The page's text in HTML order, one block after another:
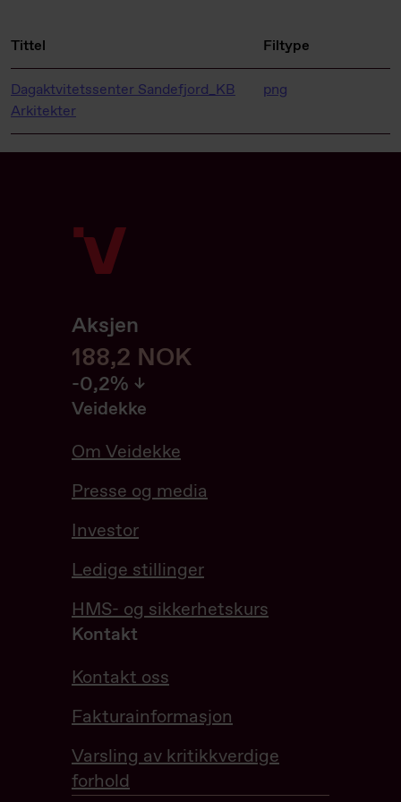
Tittel Filtype
Dagaktvitetssenter Sandefjord_KB
Arkitekter
png
Aksjen
188,2 NOK188,2
-0,2%
-0.21%
Veidekke
Om Veidekke
Presse og media
Investor
Ledige stillinger
HMS- og sikkerhetskurs
Kontakt
Kontakt oss
Fakturainformasjon
Varsling av kritikkverdige
forhold